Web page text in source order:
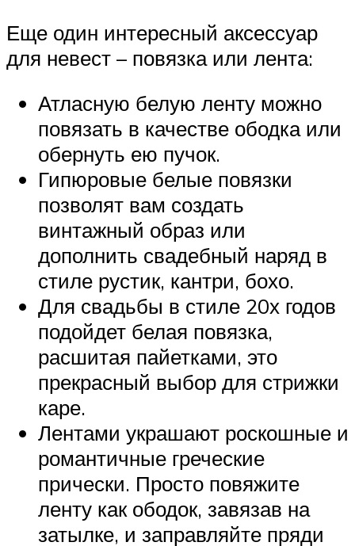
Еще один интересный аксессуар
для невест – повязка или лента:
Атласную белую ленту можно
повязать в качестве ободка или
обернуть ею пучок.
Гипюровые белые повязки
позволят вам создать
винтажный образ или
дополнить свадебный наряд в
стиле рустик, кантри, бохо.
Для свадьбы в стиле 20х годов
подойдет белая повязка,
расшитая пайетками, это
прекрасный выбор для стрижки
каре.
Лентами украшают роскошные и
романтичные греческие
прически. Просто повяжите
ленту как ободок, завязав на
затылке, и заправляйте пряди